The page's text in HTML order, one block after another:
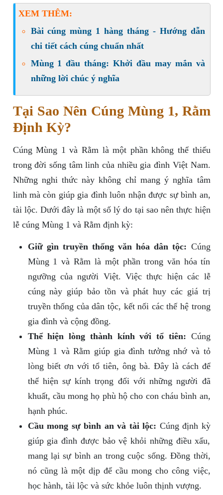
XEM THÊM:
Bài cúng mùng 1 hàng tháng - Hướng dẫn
chi tiết cách cúng chuẩn nhất
Mùng 1 đầu tháng: Khởi đầu may mắn và
những lời chúc ý nghĩa
Tại Sao Nên Cúng Mùng 1, Rằm
Định Kỳ?
Cúng Mùng 1 và Rằm là một phần không thể thiếu
trong đời sống tâm linh của nhiều gia đình Việt Nam.
Những nghi thức này không chỉ mang ý nghĩa tâm
linh mà còn giúp gia đình luôn nhận được sự bình an,
tài lộc. Dưới đây là một số lý do tại sao nên thực hiện
lễ cúng Mùng 1 và Rằm định kỳ:
Giữ gìn truyền thống văn hóa dân tộc: Cúng
Mùng 1 và Rằm là một phần trong văn hóa tín
ngưỡng của người Việt. Việc thực hiện các lễ
cúng này giúp bảo tồn và phát huy các giá trị
truyền thống của dân tộc, kết nối các thế hệ trong
gia đình và cộng đồng.
Thể hiện lòng thành kính với tổ tiên: Cúng
Mùng 1 và Rằm giúp gia đình tưởng nhớ và tỏ
lòng biết ơn với tổ tiên, ông bà. Đây là cách để
thể hiện sự kính trọng đối với những người đã
khuất, cầu mong họ phù hộ cho con cháu bình an,
hạnh phúc.
Cầu mong sự bình an và tài lộc: Cúng định kỳ
giúp gia đình được bảo vệ khỏi những điều xấu,
mang lại sự bình an trong cuộc sống. Đồng thời,
nó cũng là một dịp để cầu mong cho công việc,
học hành, tài lộc và sức khỏe luôn thịnh vượng.